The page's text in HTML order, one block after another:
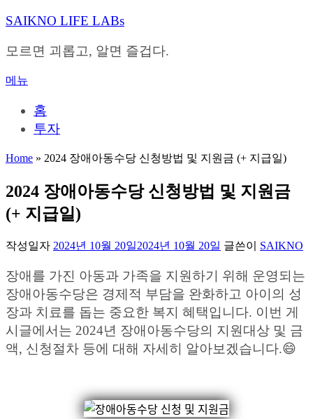
내
으
바
SAIKNO LIFE LABs
모르면 괴롭고, 알면 즐겁다.
메뉴
홈
투자
Home » 2024 장애아동수당 신청방법 및 지원금 (+ 지급일)
2024 장애아동수당 신청방법 및 지원금
(+ 지급일)
작성일자 2024년 10월 20일2024년 10월 20일 글쓴이 SAIKNO
장애를 가진 아동과 가족을 지원하기 위해 운영되는
장애아동수당은 경제적 부담을 완화하고 아이의 성
장과 치료를 돕는 중요한 복지 혜택입니다. 이번 게
시글에서는 2024년 장애아동수당의 지원대상 및 금
액, 신청절차 등에 대해 자세히 알아보겠습니다.😄